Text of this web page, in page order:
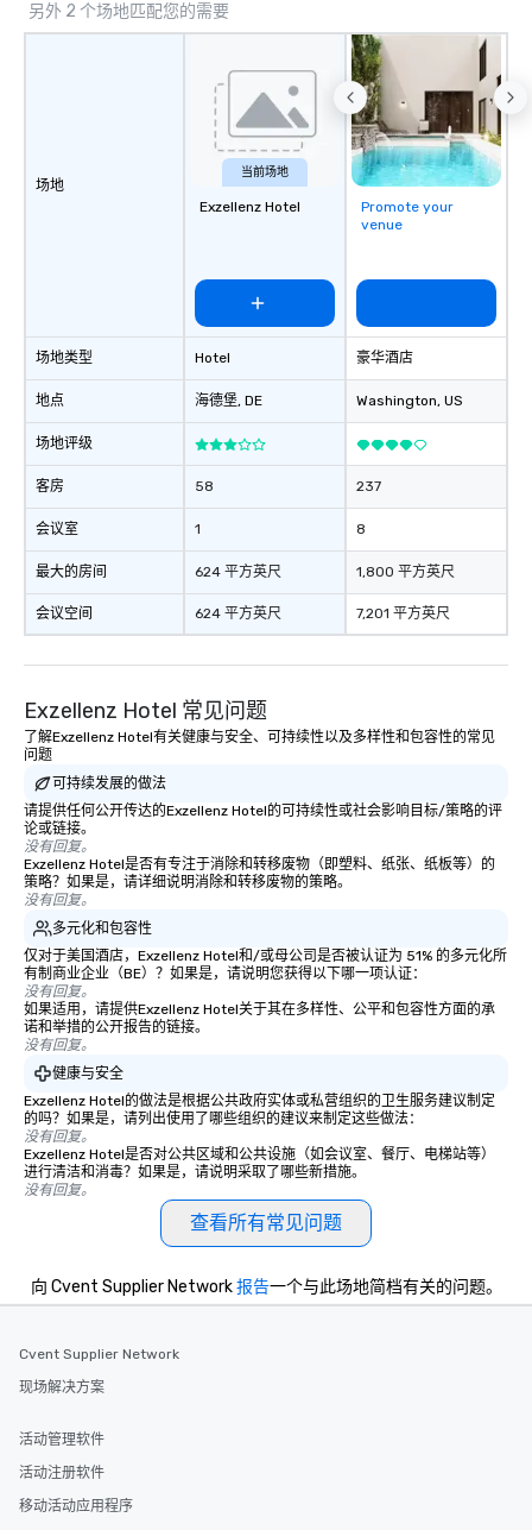
另外 2 个场地匹配您的需要
场地
场地类型
地点
场地评级
客房
会议室
最大的房间
会议空间
当前场地
Exzellenz Hotel
Hotel
海德堡, DE
58
1
624 平方英尺
624 平方英尺
Promote your
venue
豪华酒店
Washington, US
237
8
1,800 平方英尺
7,201 平方英尺
Exzellenz Hotel 常见问题
了解Exzellenz Hotel有关健康与安全、可持续性以及多样性和包容性的常见
问题
可持续发展的做法
请提供任何公开传达的Exzellenz Hotel的可持续性或社会影响目标/策略的评
论或链接。
没有回复。
Exzellenz Hotel是否有专注于消除和转移废物（即塑料、纸张、纸板等）的
策略？如果是，请详细说明消除和转移废物的策略。
没有回复。
多元化和包容性
仅对于美国酒店，Exzellenz Hotel和/或母公司是否被认证为 51% 的多元化所
有制商业企业（BE）？如果是，请说明您获得以下哪一项认证：
没有回复。
如果适用，请提供Exzellenz Hotel关于其在多样性、公平和包容性方面的承
诺和举措的公开报告的链接。
没有回复。
健康与安全
Exzellenz Hotel的做法是根据公共政府实体或私营组织的卫生服务建议制定
的吗？如果是，请列出使用了哪些组织的建议来制定这些做法：
没有回复。
Exzellenz Hotel是否对公共区域和公共设施（如会议室、餐厅、电梯站等）
进行清洁和消毒？如果是，请说明采取了哪些新措施。
没有回复。
查看所有常见问题
向 Cvent Supplier Network报告一个与此场地简档有关的问题。
Cvent Supplier Network
现场解决方案
活动管理软件
活动注册软件
移动活动应用程序